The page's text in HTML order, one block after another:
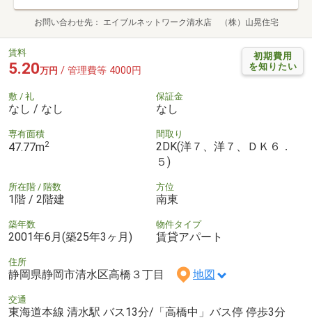
お問い合わせ先 エイブルネットワーク清水店 （株）山晃住宅
初期費用
を知りたい
賃料
5.20万円 / 管理費等 4000円
敷 / 礼
なし / なし
保証金
なし
専有面積
47.77m2
間取り
2DK(洋７、洋７、ＤＫ６．
５)
所在階 / 階数
1階 / 2階建
方位
南東
築年数
2001年6月(築25年3ヶ月)
物件タイプ
賃貸アパート
住所
静岡県静岡市清水区高橋３丁目 地図
交通
東海道本線 清水駅 バス13分/「高橋中」バス停 停歩3分